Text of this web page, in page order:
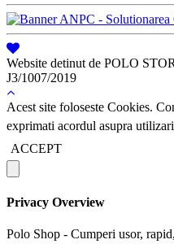
Website detinut de POLO
J3/1007/2019
Acest site foloseste Cookies.
exprimati acordul asupra
ACCEPT
Privacy Overview
Polo Shop - Cumperi usor,